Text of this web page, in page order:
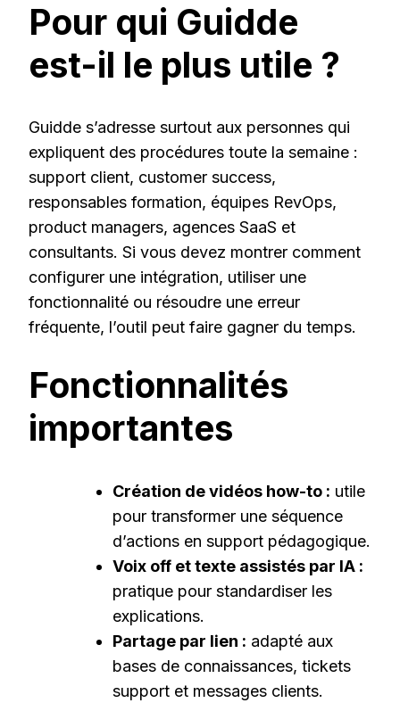
Pour qui Guidde
est-il le plus utile ?
Guidde s’adresse surtout aux personnes qui
expliquent des procédures toute la semaine :
support client, customer success,
responsables formation, équipes RevOps,
product managers, agences SaaS et
consultants. Si vous devez montrer comment
configurer une intégration, utiliser une
fonctionnalité ou résoudre une erreur
fréquente, l’outil peut faire gagner du temps.
Fonctionnalités
importantes
Création de vidéos how-to : utile
pour transformer une séquence
d’actions en support pédagogique.
Voix off et texte assistés par IA :
pratique pour standardiser les
explications.
Partage par lien : adapté aux
bases de connaissances, tickets
support et messages clients.